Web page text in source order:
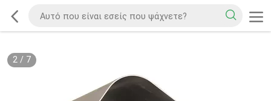
2/ 7